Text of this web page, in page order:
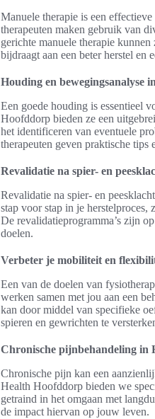
Manuele therapie is een
therapeuten maken gebruik van
gerichte manuele therapie
bijdraagt aan een beter herstel en
Houding en bewegingsanalyse
Een goede houding is essentieel
Hoofddorp bieden ze een
het identificeren van eventuele
therapeuten geven praktische tips
Revalidatie na spier- en
Revalidatie na spier- en
stap voor stap in je
De revalidatieprogramma’s zijn
doelen.
Verbeter je mobiliteit en
Een van de doelen van
werken samen met jou aan een
kan door middel van specifieke
spieren en gewrichten te
Chronische pijnbehandeling in
Chronische pijn kan een
Health Hoofddorp bieden we
getraind in het omgaan met
de impact hiervan op jouw leven.